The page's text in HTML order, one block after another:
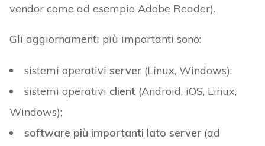
vendor come ad esempio Adobe Reader).
Gli aggiornamenti più importanti sono:
sistemi operativi server(Linux, Windows);
sistemi operativi client(Android, iOS, Linux,
Windows);
software più importanti lato server(ad